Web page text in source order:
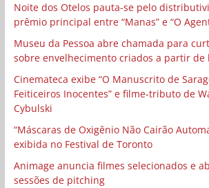
Noite dos Otelos pauta-se pelo
prêmio principal entre “Manas” e “O
Museu da Pessoa abre chamada para
sobre envelhecimento criados a partir de
Cinemateca exibe “O Manuscrito de
Feiticeiros Inocentes” e filme-tributo de
Cybulski
“Máscaras de Oxigênio Não Cairão
exibida no Festival de Toronto
Animage anuncia filmes selecionados e
sessões de pitching